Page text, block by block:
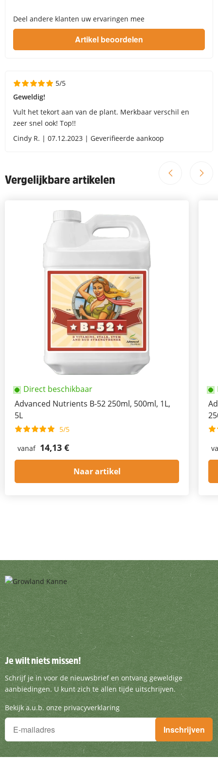
Deel andere klanten uw ervaringen mee
5/5
Geweldig!
Vult het tekort aan van de plant. Merkbaar verschil en
zeer snel ook! Top!!
Cindy R. | 07.12.2023 | Geverifieerde aankoop
Vergelijkbare artikelen
Direct beschikbaar
Advanced Nutrients B-52 250ml, 500ml, 1L,
5L
5/5
vanaf 14,13 €
Naar artikel
Je wilt niets missen!
Schrijf je in voor de nieuwsbrief en ontvang
Je wilt niets missen!
Schrijf je in voor de nieuwsbrief en ontvang geweldige
aanbiedingen. U kunt zich te allen tijde uitschrijven.
Bekijk a.u.b. onze privacyverklaring
Je wilt niets missen!
Schrijf je in voor de nieuwsbrief en ontvang geweldige
Inschrijven